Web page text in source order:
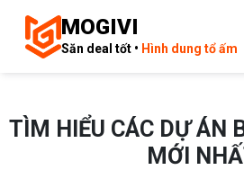
MOGIVI
Săn deal tốt • Hình dung tổ ấm
TÌM HIỂU CÁC DỰ ÁN
MỚI